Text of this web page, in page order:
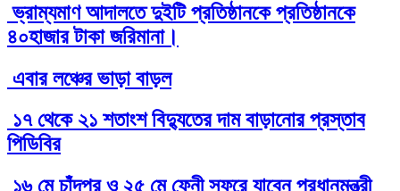
ভ্রাম্যমাণ আদালতে দুইটি প্রতিষ্ঠানকে প্রতিষ্ঠানকে
৪০হাজার টাকা জরিমানা।
এবার লঞ্চের ভাড়া বাড়ল
১৭ থেকে ২১ শতাংশ বিদ্যুতের দাম বাড়ানোর প্রস্তাব
পিডিবির
১৬ মে চাঁদপুর ও ২৫ মে ফেনী সফরে যাবেন প্রধানমন্ত্রী